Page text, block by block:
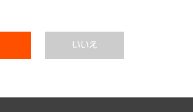
いいえ